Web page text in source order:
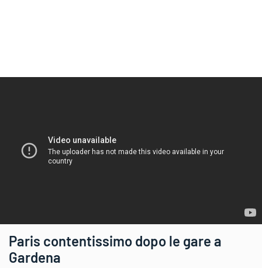
Paris contentissimo dopo le gare a
Gardena